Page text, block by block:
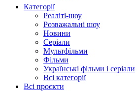
Категорії
Реаліті-шоу
Розважальні шоу
Новини
Серіали
Мультфільми
Фільми
Українські фільми і серіали
Всі категорії
Всі проєкти